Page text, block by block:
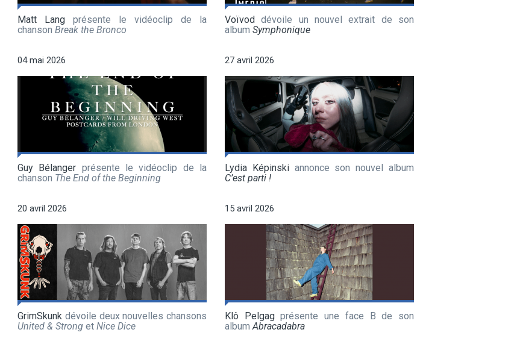
Matt Lang présente le vidéoclip de la
chanson Break the Bronco
Voïvod dévoile un nouvel extrait de son
album Symphonique
04 mai 2026
Guy Bélanger présente le vidéoclip de la
chanson The End of the Beginning
27 avril 2026
Lydia Képinskiannonce son nouvel album
C’est parti !
20 avril 2026
GrimSkunk dévoile deux nouvelles chansons
United & Strong et Nice Dice
15 avril 2026
Klô Pelgagprésente une face B de son
album Abracadabra